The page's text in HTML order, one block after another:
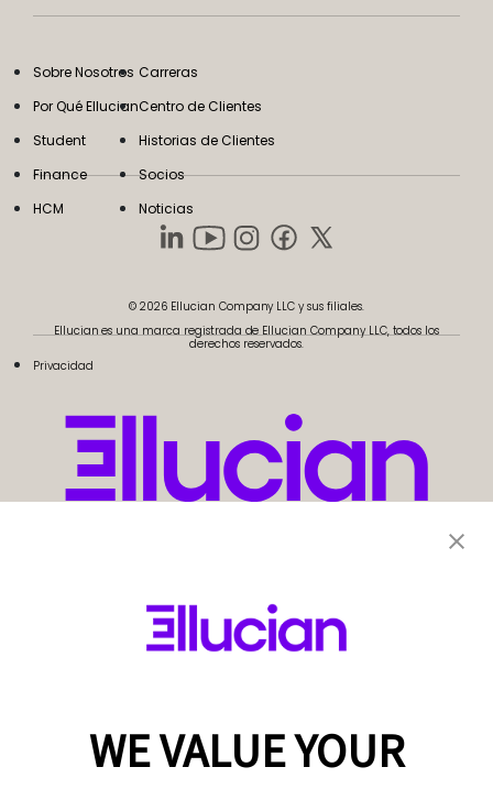
Sobre Nosotros
Por Qué Ellucian
Student
Finance
HCM
Carreras
Centro de Clientes
Historias de Clientes
Socios
Noticias
© 2026 Ellucian Company LLC y sus filiales.
Ellucian es una marca registrada de Ellucian Company LLC, todos los
derechos reservados.
Privacidad
WE VALUE YOUR